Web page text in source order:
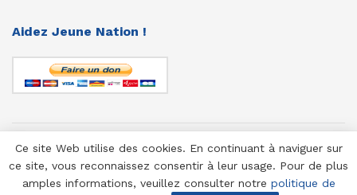
Aidez Jeune Nation !
© 1958-2025 Jeune Nation
Ce site Web utilise des cookies. En continuant à naviguer sur
ce site, vous reconnaissez consentir à leur usage. Pour de plus
amples informations, veuillez consulter notre politique de